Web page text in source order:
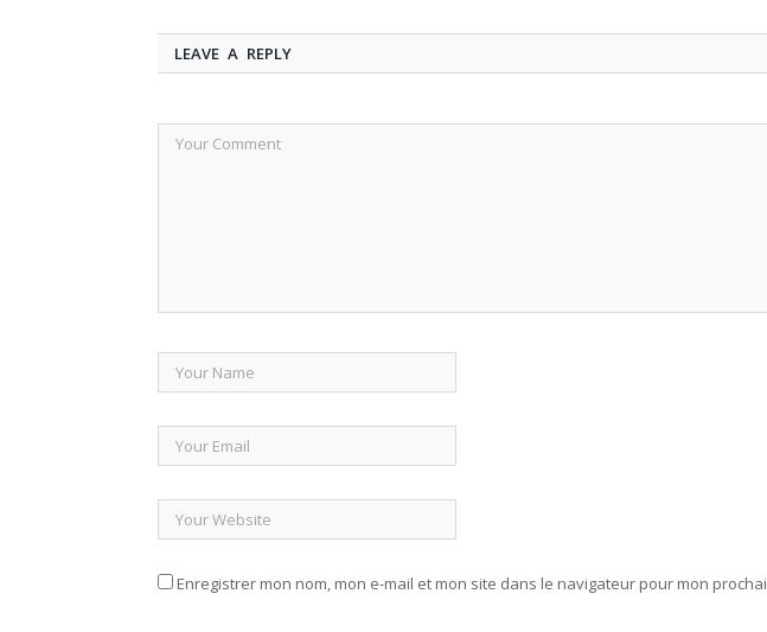
LEAVE A REPLY
Enregistrer mon nom, mon e-mail et mon site dans le navigateur pour mon